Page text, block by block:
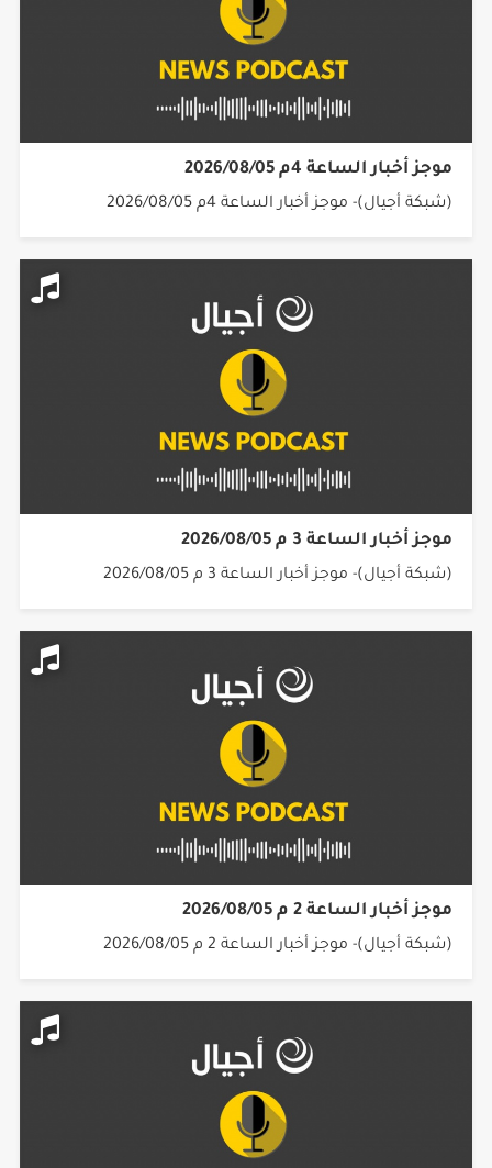
موجز أخبار الساعة 4م 2026/08/05
(شبكة أجيال)- موجز أخبار الساعة 4م 2026/08/05
موجز أخبار الساعة 3 م 2026/08/05
(شبكة أجيال)- موجز أخبار الساعة 3 م 2026/08/05
موجز أخبار الساعة 2 م 2026/08/05
(شبكة أجيال)- موجز أخبار الساعة 2 م 2026/08/05